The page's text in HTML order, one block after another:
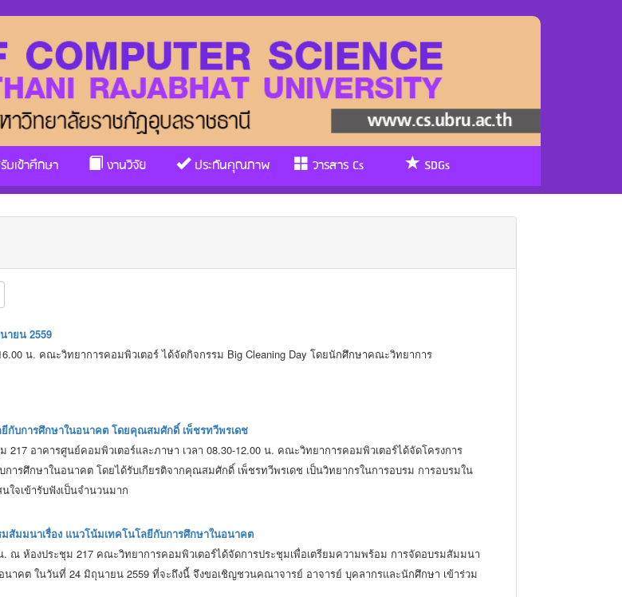
เข้าศึกษา งานวิจัย ประกันคุณภาพ วารสาร Cs SDGs
ายน 2559
น. คณะวิทยาการคอมพิวเตอร์ ได้จัดกิจกรรม Big Cleaning Day โดยนักศึกษาคณะวิทยาการ
กับการศึกษาในอนาคต โดยคุณสมศักดิ์ เพ็ชรทวีพรเดช
อาคารศูนย์คอมพิวเตอร์และภาษา เวลา 08.30-12.00 น. คณะวิทยาการคอมพิวเตอร์ได้จัดโครงการ
ารศึกษาในอนาคต โดยได้รับเกียรติจากคุณสมศักดิ์ เพ็ชรทวีพรเดช เป็นวิทยากรในการอบรม การอบรมใน
จเข้ารับฟังเป็นจำนวนมาก
สัมมนาเรื่อง แนวโน้มเทคโนโลยีกับการศึกษาในอนาคต
. ณ ห้องประชุม 217 คณะวิทยาการคอมพิวเตอร์ได้จัดการประชุมเพื่อเตรียมความพร้อม การจัดอบรมสัมมนา
นาคต ในวันที่ 24 มิถุนายน 2559 ที่จะถึงนี้ จึงขอเชิญชวนคณาจารย์ อาจารย์ บุคลากรและนักศึกษา เข้าร่วม